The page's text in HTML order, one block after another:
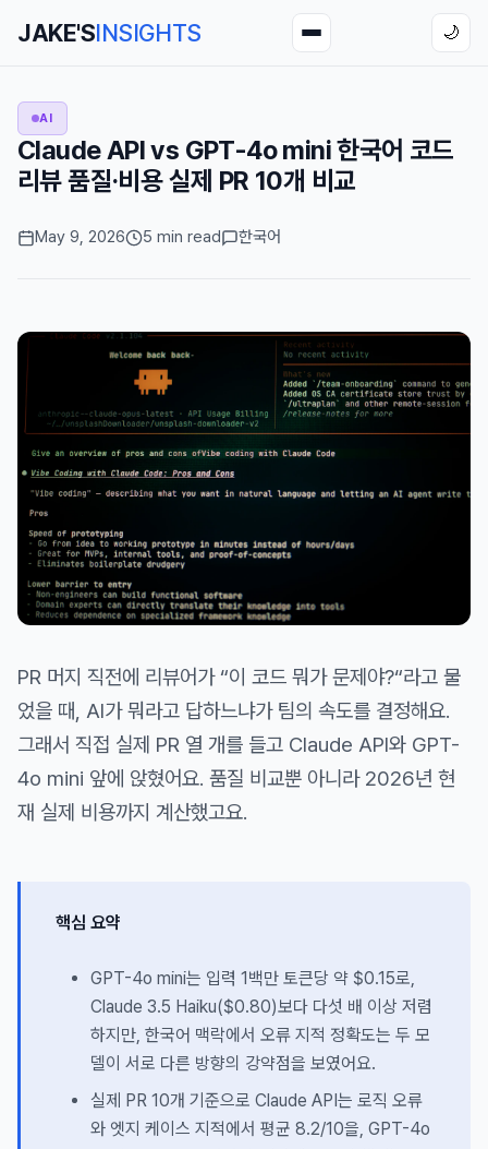
JAKE'SINSIGHTS 🌙
AI
Claude API vs GPT-4o mini 한국어 코드
리뷰 품질·비용 실제 PR 10개 비교
May 9, 2026 5 min read 한국어
PR 머지 직전에 리뷰어가 “이 코드 뭐가 문제야?“라고 물
었을 때, AI가 뭐라고 답하느냐가 팀의 속도를 결정해요.
그래서 직접 실제 PR 열 개를 들고 Claude API와 GPT-
4o mini 앞에 앉혔어요. 품질 비교뿐 아니라 2026년 현
재 실제 비용까지 계산했고요.
핵심 요약
GPT-4o mini는 입력 1백만 토큰당 약 $0.15로,
Claude 3.5 Haiku($0.80)보다 다섯 배 이상 저렴
하지만, 한국어 맥락에서 오류 지적 정확도는 두 모
델이 서로 다른 방향의 강약점을 보였어요.
실제 PR 10개 기준으로 Claude API는 로직 오류
와 엣지 케이스 지적에서 평균 8.2/10을, GPT-4o